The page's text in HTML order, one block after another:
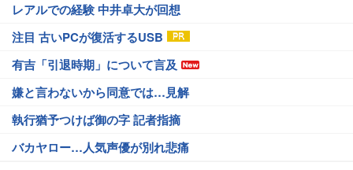
レアルでの経験 中井卓大が回想
注目 古いPCが復活するUSB
有吉「引退時期」について言及
嫌と言わないから同意では…見解
執行猶予つけば御の字 記者指摘
バカヤロー…人気声優が別れ悲痛